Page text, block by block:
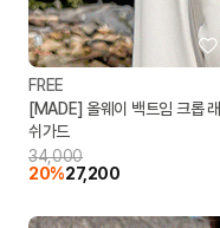
FREE
[MADE] 올웨이 백트임 크롭 래
쉬가드
34,000
20%27,200